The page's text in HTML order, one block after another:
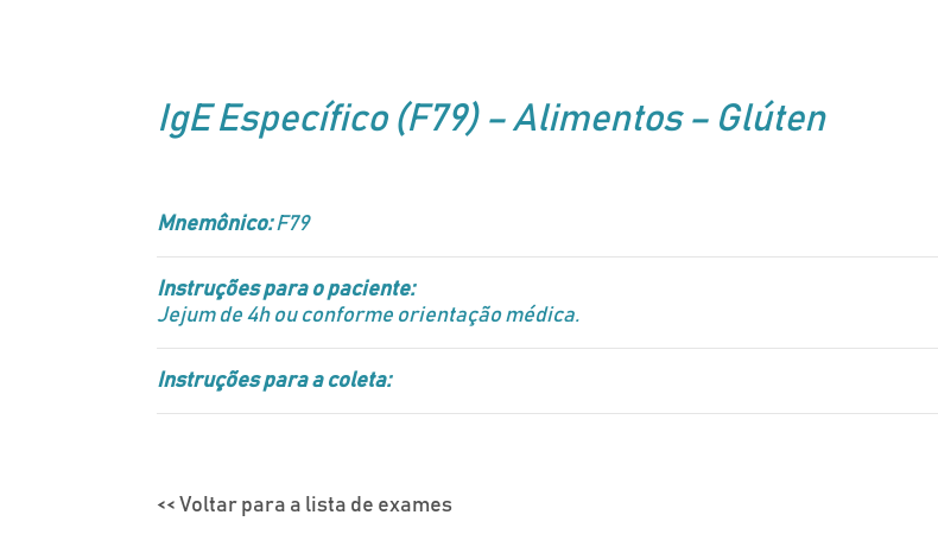
IgE Específico (F79) – Alimentos – Glúten
Mnemônico:F79
Instruções para o paciente:
Jejum de 4h ou conforme orientação médica.
Instruções para a coleta:
<< Voltar para a lista de exames